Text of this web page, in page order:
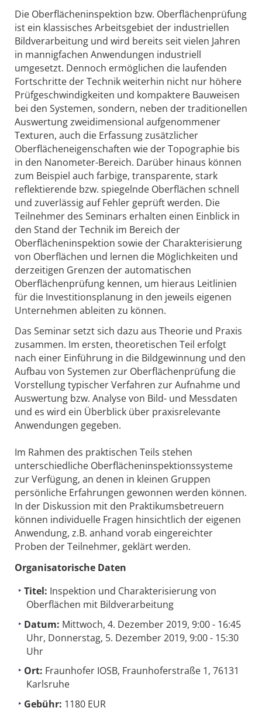
Die Oberflächeninspektion bzw. Oberflächenprüfung
ist ein klassisches Arbeitsgebiet der industriellen
Bildverarbeitung und wird bereits seit vielen Jahren
in mannigfachen Anwendungen industriell
umgesetzt. Dennoch ermöglichen die laufenden
Fortschritte der Technik weiterhin nicht nur höhere
Prüfgeschwindigkeiten und kompaktere Bauweisen
bei den Systemen, sondern, neben der traditionellen
Auswertung zweidimensional aufgenommener
Texturen, auch die Erfassung zusätzlicher
Oberflächeneigenschaften wie der Topographie bis
in den Nanometer-Bereich. Darüber hinaus können
zum Beispiel auch farbige, transparente, stark
reflektierende bzw. spiegelnde Oberflächen schnell
und zuverlässig auf Fehler geprüft werden. Die
Teilnehmer des Seminars erhalten einen Einblick in
den Stand der Technik im Bereich der
Oberflächeninspektion sowie der Charakterisierung
von Oberflächen und lernen die Möglichkeiten und
derzeitigen Grenzen der automatischen
Oberflächenprüfung kennen, um hieraus Leitlinien
für die Investitionsplanung in den jeweils eigenen
Unternehmen ableiten zu können.
Das Seminar setzt sich dazu aus Theorie und Praxis
zusammen. Im ersten, theoretischen Teil erfolgt
nach einer Einführung in die Bildgewinnung und den
Aufbau von Systemen zur Oberflächenprüfung die
Vorstellung typischer Verfahren zur Aufnahme und
Auswertung bzw. Analyse von Bild- und Messdaten
und es wird ein Überblick über praxisrelevante
Anwendungen gegeben.
Im Rahmen des praktischen Teils stehen
unterschiedliche Oberflächeninspektionssysteme
zur Verfügung, an denen in kleinen Gruppen
persönliche Erfahrungen gewonnen werden können.
In der Diskussion mit den Praktikumsbetreuern
können individuelle Fragen hinsichtlich der eigenen
Anwendung, z.B. anhand vorab eingereichter
Proben der Teilnehmer, geklärt werden.
Organisatorische Daten
Titel: Inspektion und Charakterisierung von
Oberflächen mit Bildverarbeitung
Datum: Mittwoch, 4. Dezember 2019, 9:00 - 16:45
Uhr, Donnerstag, 5. Dezember 2019, 9:00 - 15:30
Uhr
Ort: Fraunhofer IOSB, Fraunhoferstraße 1, 76131
Karlsruhe
Gebühr: 1180 EUR